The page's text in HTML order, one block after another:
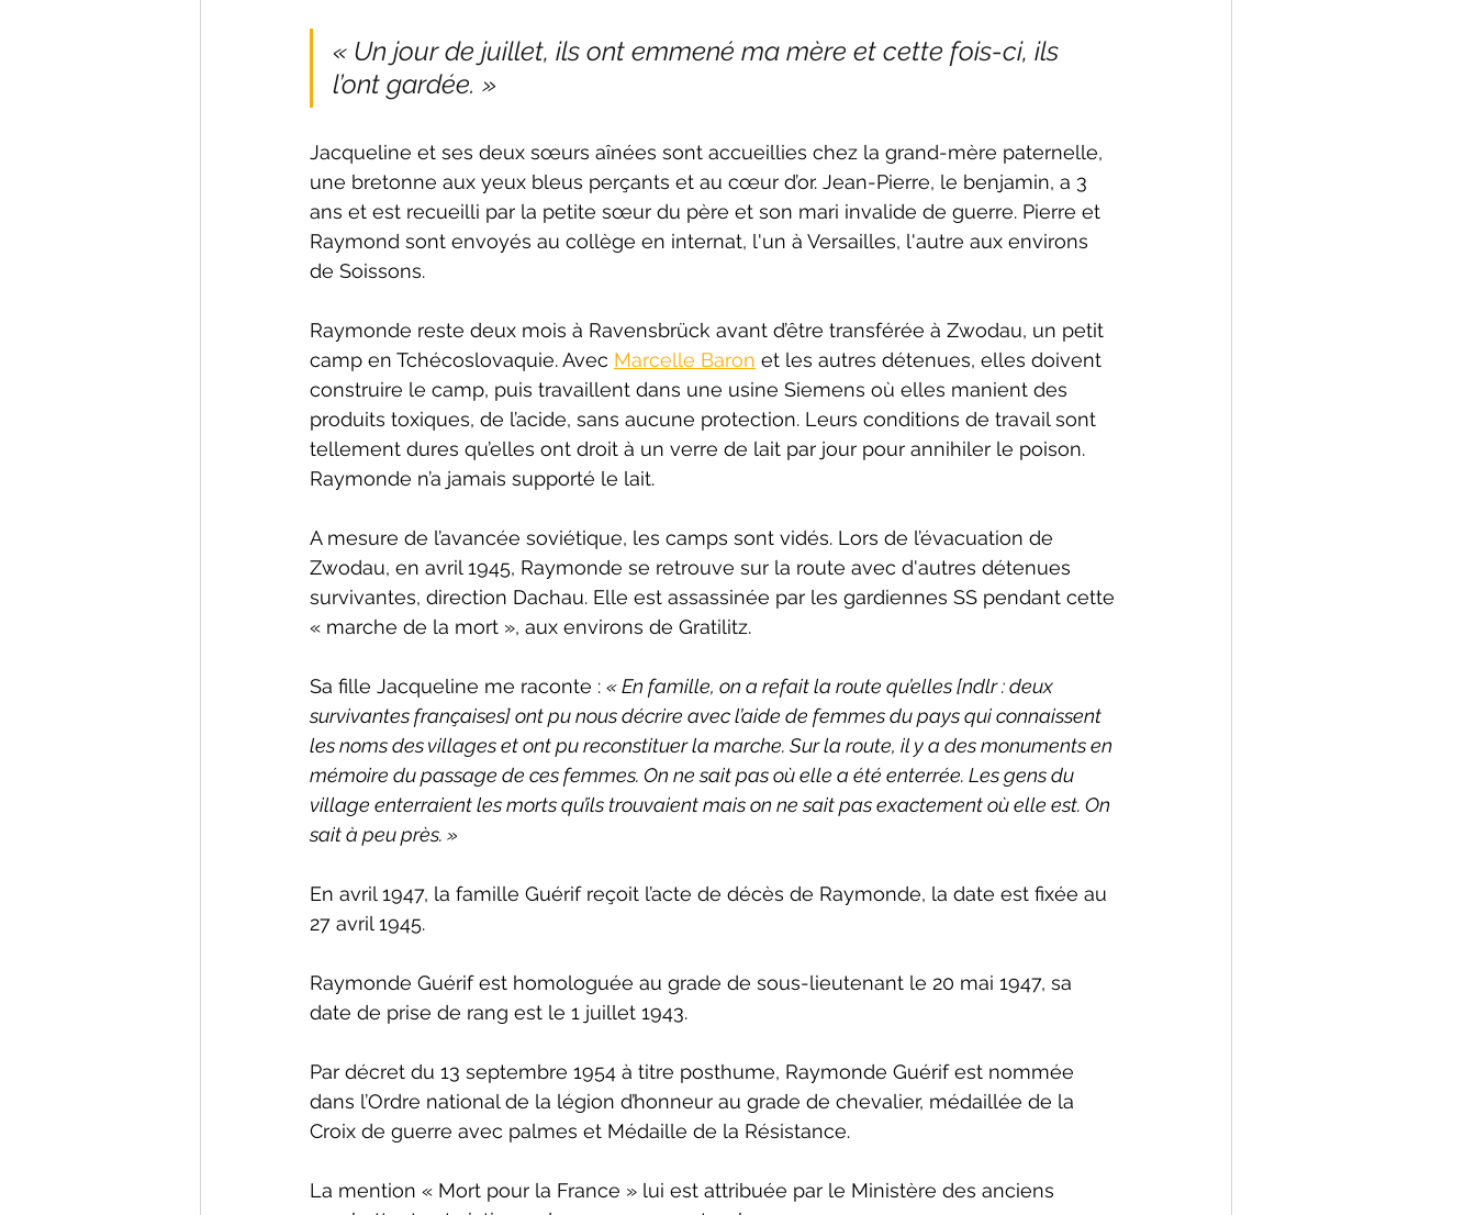
« Un jour de juillet, ils ont emmené ma mère et cette fois-ci, ils
l’ont gardée. »
Jacqueline et ses deux sœurs aînées sont accueillies chez la grand-mère paternelle,
une bretonne aux yeux bleus perçants et au cœur d’or. Jean-Pierre, le benjamin, a 3
ans et est recueilli par la petite sœur du père et son mari invalide de guerre. Pierre et
Raymond sont envoyés au collège en internat, l'un à Versailles, l'autre aux environs
de Soissons.
Raymonde reste deux mois à Ravensbrück avant d’être transférée à Zwodau, un petit
camp en Tchécoslovaquie. Avec Marcelle Baron et les autres détenues, elles doivent
construire le camp, puis travaillent dans une usine Siemens où elles manient des
produits toxiques, de l’acide, sans aucune protection. Leurs conditions de travail sont
tellement dures qu’elles ont droit à un verre de lait par jour pour annihiler le poison.
Raymonde n’a jamais supporté le lait.
A mesure de l’avancée soviétique, les camps sont vidés. Lors de l’évacuation de
Zwodau, en avril 1945, Raymonde se retrouve sur la route avec d'autres détenues
survivantes, direction Dachau. Elle est assassinée par les gardiennes SS pendant cette
« marche de la mort », aux environs de Gratilitz.
Sa fille Jacqueline me raconte : « En famille, on a refait la route qu’elles [ndlr : deux
survivantes françaises] ont pu nous décrire avec l’aide de femmes du pays qui connaissent
les noms des villages et ont pu reconstituer la marche. Sur la route, il y a des monuments en
mémoire du passage de ces femmes. On ne sait pas où elle a été enterrée. Les gens du
village enterraient les morts qu’ils trouvaient mais on ne sait pas exactement où elle est. On
sait à peu près. »
En avril 1947, la famille Guérif reçoit l’acte de décès de Raymonde, la date est fixée au
27 avril 1945.
Raymonde Guérif est homologuée au grade de sous-lieutenant le 20 mai 1947, sa
date de prise de rang est le 1 juillet 1943.
Par décret du 13 septembre 1954 à titre posthume, Raymonde Guérif est nommée
dans l’Ordre national de la légion d’honneur au grade de chevalier, médaillée de la
Croix de guerre avec palmes et Médaille de la Résistance.
La mention « Mort pour la France » lui est attribuée par le Ministère des anciens